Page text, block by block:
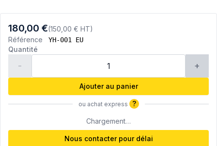
180,00 €(150,00 € HT)
Référence
YH-001 EU
Quantité
- +
Ajouter au panier
ou achat express ?
Chargement…
Nous contacter pour délai